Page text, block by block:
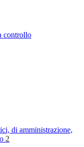
controllo
di amministrazione,
2